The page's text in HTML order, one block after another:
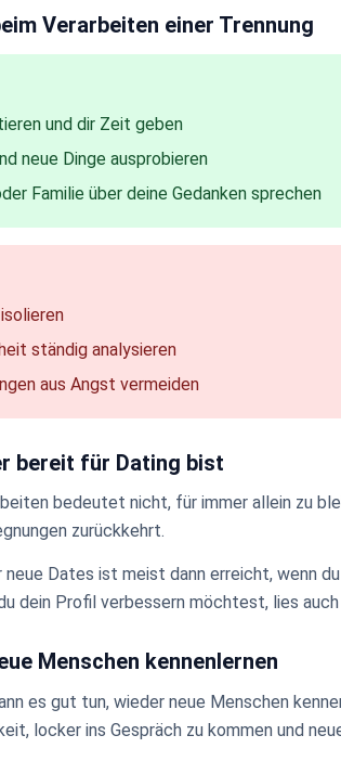
Verarbeiten einer Trennung
und dir Zeit geben
neue Dinge ausprobieren
Familie über deine Gedanken sprechen
ständig analysieren
aus Angst vermeiden
bereit für Dating bist
bedeutet nicht, für immer allein zu
zurückkehrt.
Dates ist meist dann erreicht, wenn
dein Profil verbessern möchtest, lies auch
Menschen kennenlernen
es gut tun, wieder neue Menschen
locker ins Gespräch zu kommen und